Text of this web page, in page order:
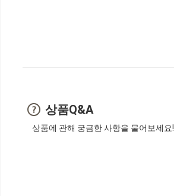
상품Q&A
상품에 관해 궁금한 사항을 물어보세요!